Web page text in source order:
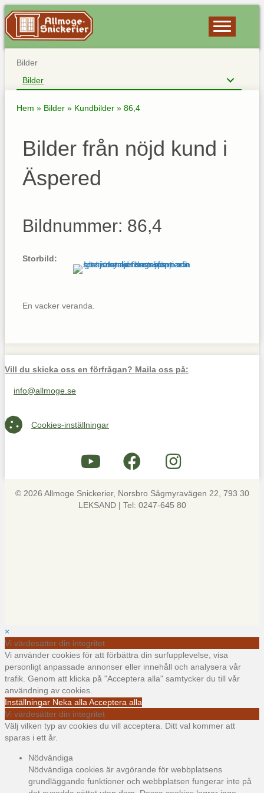
Bilder
Bilder
Hem » Bilder » Kundbilder » 86,4
Bilder från nöjd kund i
Äspered
Bildnummer: 86,4
Storbild:
En vacker veranda.
Vill du skicka oss en förfrågan? Maila oss på:
Maila oss på info@allmoge.se
info@allmoge.se
Cookies-inställningar
Cookies-inställningar
© 2026 Allmoge Snickerier, Norsbro Sågmyravägen 22, 793 30
LEKSAND | Tel: 0247-645 80
×
Vi värdesätter din integritet
Vi använder cookies för att förbättra din surfupplevelse, visa
personligt anpassade annonser eller innehåll och analysera vår
trafik. Genom att klicka på "Acceptera alla" samtycker du till vår
användning av cookies.
Inställningar Neka alla Acceptera alla
Vi värdesätter din integritet
Välj vilken typ av cookies du vill acceptera. Ditt val kommer att
sparas i ett år.
Nödvändiga
Nödvändiga cookies är avgörande för webbplatsens
grundläggande funktioner och webbplatsen fungerar inte på